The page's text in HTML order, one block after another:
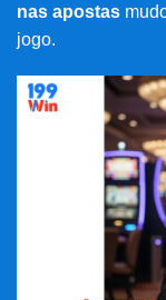
nas apostas
jogo.